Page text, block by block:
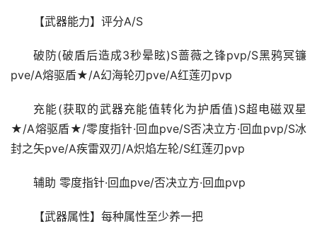
【武器能力】评分A/S
破防(破盾后造成3秒晕眩)S蔷薇之锋pvp/S黑鸦冥镰
pve/A熔驱盾★/A幻海轮刃pve/A红莲刃pvp
充能(获取的武器充能值转化为护盾值)S超电磁双星
★/A熔驱盾★/零度指针·回血pve/S否决立方·回血pvp/S冰
封之矢pve/A疾雷双刃/A炽焰左轮/S红莲刃pvp
辅助 零度指针·回血pve/否决立方·回血pvp
【武器属性】每种属性至少养一把